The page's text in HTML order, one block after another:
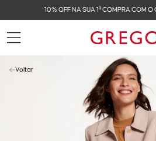
10% OFF NA SUA 1ª COMPRA COM O
Voltar